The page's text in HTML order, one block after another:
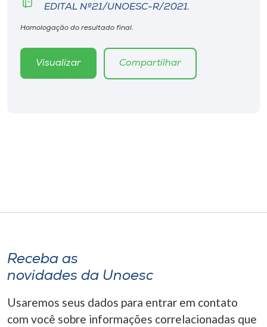
EDITAL Nº21/UNOESC-R/2021.
Homologação do resultado final.
Visualizar Compartilhar
Receba as
novidades da Unoesc
Usaremos seus dados para entrar em contato
com você sobre informações correlacionadas que